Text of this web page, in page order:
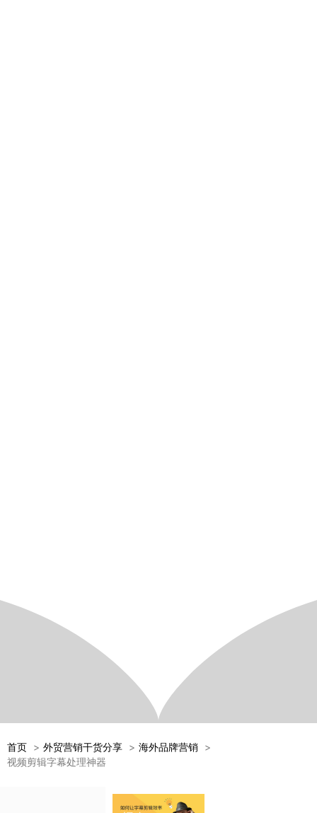
首页 外贸营销干货分享
海外品牌营销
视频剪辑字幕处理神器